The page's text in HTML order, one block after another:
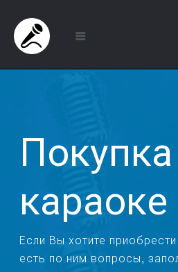
караоке
Если Вы хотите
есть по ним вопросы,